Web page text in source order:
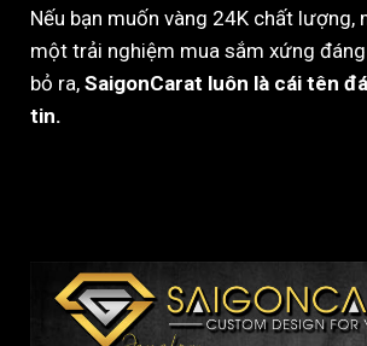
Nếu bạn muốn vàng 24K chất lượng,
một trải nghiệm mua sắm xứng
bỏ ra, SaigonCarat luôn là cái tên
tin.